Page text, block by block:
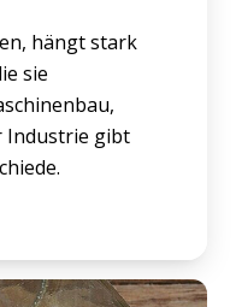
hängt stark
sie
Industrie gibt